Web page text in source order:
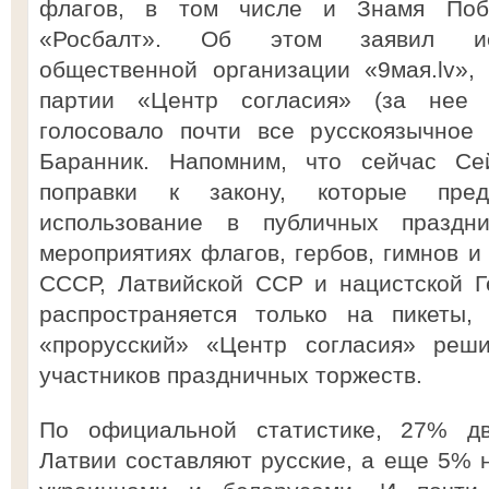
флагов, в том числе и Знамя
«Росбалт». Об этом заявил
общественной организации
партии «Центр согласия» (за
голосовало почти все
Баранник. Напомним, что сейчас
поправки к закону, которые
использование в публичных
мероприятиях флагов, гербов, гимнов
СССР, Латвийской ССР и нацистской
распространяется только на
«прорусский» «Центр согласия»
участников праздничных торжеств.
По официальной статистике, 27%
Латвии составляют русские, а еще 5%